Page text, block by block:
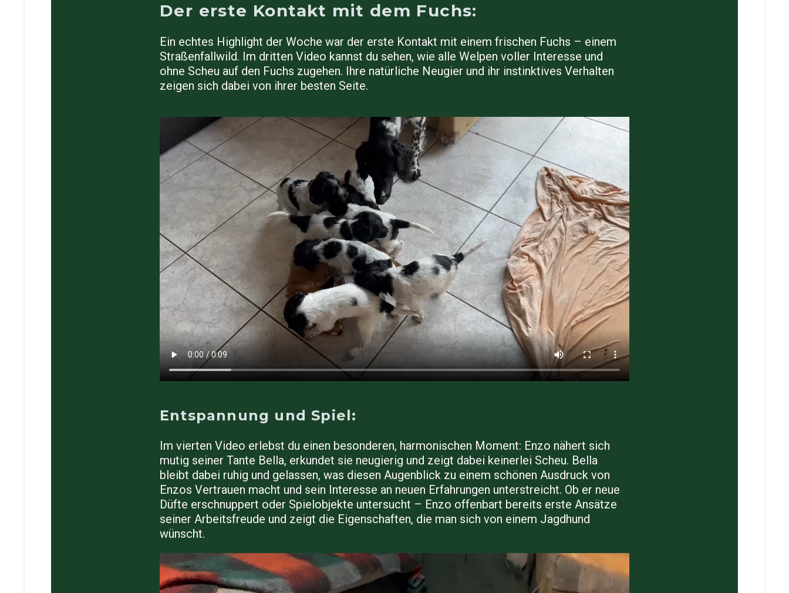
Der erste Kontakt mit dem Fuchs:
Ein echtes Highlight der Woche war der erste Kontakt mit einem frischen Fuchs – einem
Straßenfallwild. Im dritten Video kannst du sehen, wie alle Welpen voller Interesse und
ohne Scheu auf den Fuchs zugehen. Ihre natürliche Neugier und ihr instinktives Verhalten
zeigen sich dabei von ihrer besten Seite.
Entspannung und Spiel:
Im vierten Video erlebst du einen besonderen, harmonischen Moment: Enzo nähert sich
mutig seiner Tante Bella, erkundet sie neugierig und zeigt dabei keinerlei Scheu. Bella
bleibt dabei ruhig und gelassen, was diesen Augenblick zu einem schönen Ausdruck von
Enzos Vertrauen macht und sein Interesse an neuen Erfahrungen unterstreicht. Ob er neue
Düfte erschnuppert oder Spielobjekte untersucht – Enzo offenbart bereits erste Ansätze
seiner Arbeitsfreude und zeigt die Eigenschaften, die man sich von einem Jagdhund
wünscht.